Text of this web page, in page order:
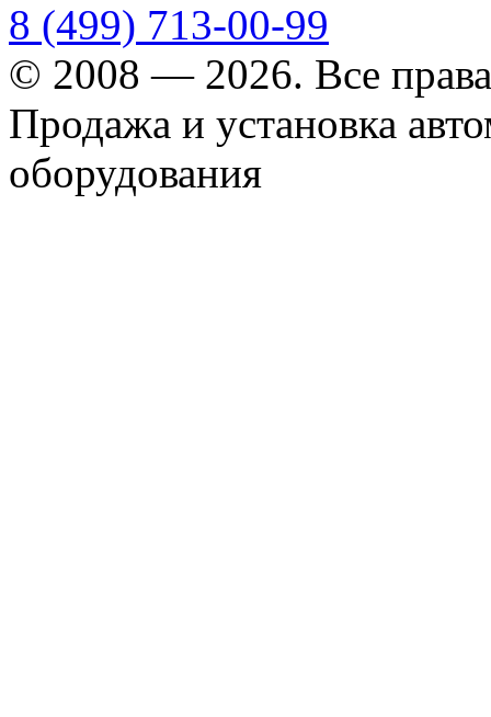
8 (499) 713-00-99
© 2008 — 2026. Все
Продажа и установка
оборудования